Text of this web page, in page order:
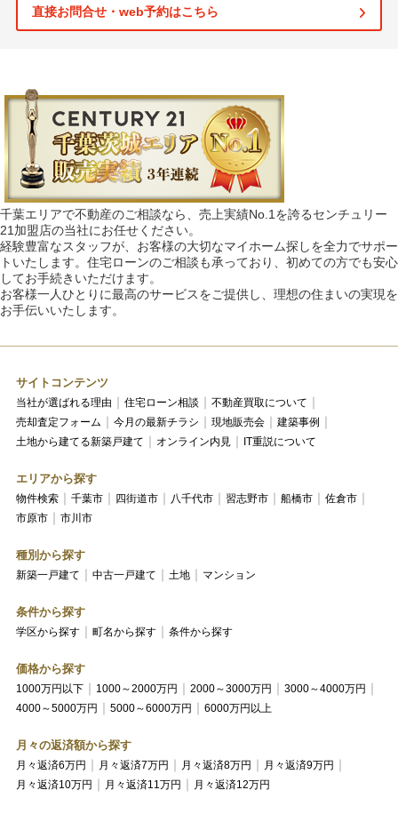
直接お問合せ・web予約はこちら
千葉エリアで不動産のご相談なら、売上実績No.1を誇るセンチュリー
21加盟店の当社にお任せください。
経験豊富なスタッフが、お客様の大切なマイホーム探しを全力でサポー
トいたします。住宅ローンのご相談も承っており、初めての方でも安心
してお手続きいただけます。
お客様一人ひとりに最高のサービスをご提供し、理想の住まいの実現を
お手伝いいたします。
サイトコンテンツ
当社が選ばれる理由 住宅ローン相談
不動産買取について
売却査定フォーム
今月の最新チラシ 現地販売会
建築事例
土地から建てる新築戸建て
オンライン内見 IT重説について
エリアから探す
物件検索 千葉市 四街道市 八千代市 習志野市 船橋市
佐倉市
市原市
市川市
種別から探す
新築一戸建て 中古一戸建て 土地 マンション
条件から探す
学区から探す 町名から探す 条件から探す
価格から探す
1000万円以下 1000～2000万円 2000～3000万円
3000～4000万円
4000～5000万円
5000～6000万円 6000万円以上
月々の返済額から探す
月々返済6万円 月々返済7万円 月々返済8万円
月々返済9万円
月々返済10万円
月々返済11万円 月々返済12万円